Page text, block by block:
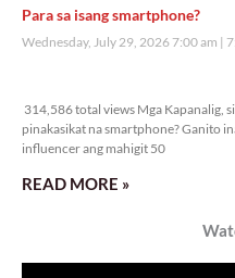
Para sa isang smartphone?
Wednesday, July 29, 2026 7:00 am
314,586 total views Mga Kapanalig,
pinakasikat na smartphone? Ganito
influencer ang mahigit 50
READ MORE »